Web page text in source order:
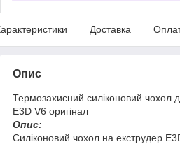
Доставка
Опис
Термозахисний силіконовий чохол
E3D V6 оригінал
Опис:
Силіконовий чохол на екструдер